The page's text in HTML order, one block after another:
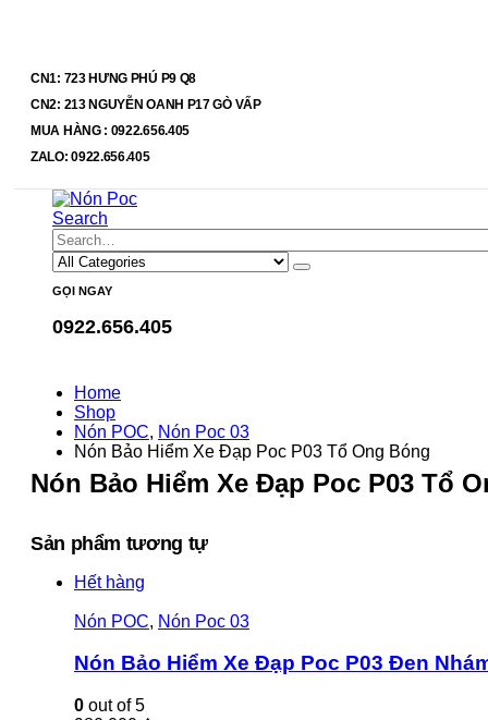
CN1: 723 HƯNG PHÚ P9 Q8
CN2: 213 NGUYỄN OANH P17 GÒ VẤP
MUA HÀNG : 0922.656.405
ZALO: 0922.656.405
Search
GỌI NGAY
0922.656.405
Home
Shop
Nón POC, Nón Poc 03
Nón Bảo Hiểm Xe Đạp Poc P03 Tổ Ong Bóng
Nón Bảo Hiểm Xe Đạp Poc P03 Tổ
Sản phẩm tương tự
Hết hàng
Nón POC, Nón Poc 03
Nón Bảo Hiểm Xe Đạp Poc P03 Đen
0 out of 5